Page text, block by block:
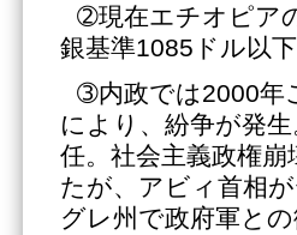
➁現在エチオピア
銀基準1085ドル以下
➂内政では2000年
により、紛争が発
任。社会主義政権
たが、アビィ首相
グレ州で政府軍との